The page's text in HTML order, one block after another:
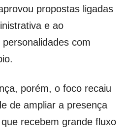
propostas ligadas
e ao
com
porém, o foco recaiu
de ampliar a presença
recebem grande fluxo